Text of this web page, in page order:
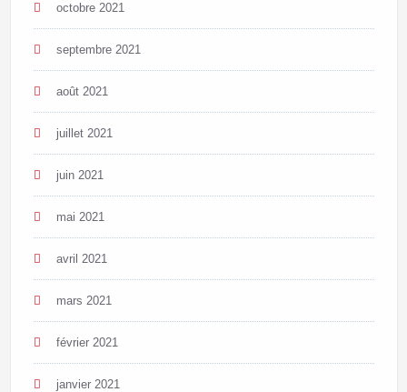
octobre 2021
septembre 2021
août 2021
juillet 2021
juin 2021
mai 2021
avril 2021
mars 2021
février 2021
janvier 2021